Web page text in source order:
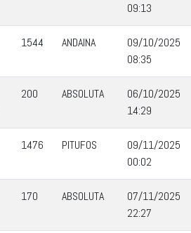
09:13
1544 ANDAINA
09/10/2025
08:35
200 ABSOLUTA
06/10/2025
14:29
1476 PITUFOS
09/11/2025
00:02
170 ABSOLUTA
07/11/2025
22:27